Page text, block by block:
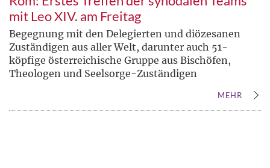
mit Leo XIV. am Freitag
Begegnung mit den Delegierten und diözesanen
Zuständigen aus aller Welt, darunter auch 51-
köpfige österreichische Gruppe aus Bischöfen,
Theologen und Seelsorge-Zuständigen
MEHR